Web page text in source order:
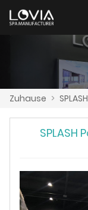
Zuhause >
SPLASH